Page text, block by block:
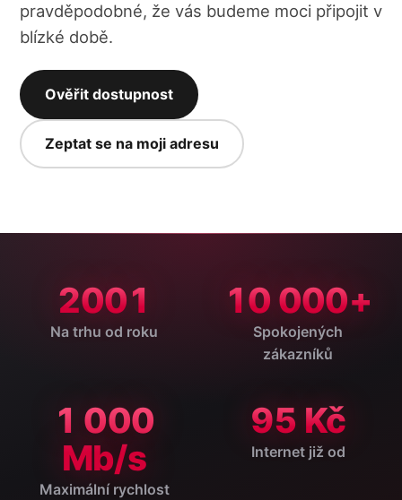
pravděpodobné, že vás budeme moci připojit v
blízké době.
Ověřit dostupnost
Zeptat se na moji adresu
2001
Na trhu od roku
10 000+
Spokojených
zákazníků
1 000
Mb/s
Maximální rychlost
95 Kč
Internet již od